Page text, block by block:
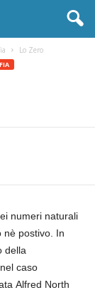
Lo Zero
numeri naturali
nè postivo. In
della
caso
Alfred North